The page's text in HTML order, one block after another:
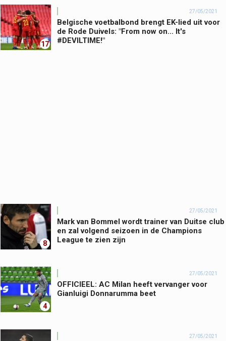
17
27/05/2021
Belgische voetbalbond brengt EK-lied uit voor
de Rode Duivels: "From now on... It's
#DEVILTIME!"
8
27/05/2021
Mark van Bommel wordt trainer van Duitse club
en zal volgend seizoen in de Champions
League te zien zijn
4
27/05/2021
OFFICIEEL: AC Milan heeft vervanger voor
Gianluigi Donnarumma beet
27/05/2021